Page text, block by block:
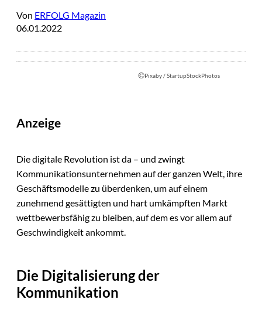
Von ERFOLG Magazin
06.01.2022
©Pixaby / StartupStockPhotos
Anzeige
Die digitale Revolution ist da – und zwingt
Kommunikationsunternehmen auf der ganzen Welt, ihre
Geschäftsmodelle zu überdenken, um auf einem
zunehmend gesättigten und hart umkämpften Markt
wettbewerbsfähig zu bleiben, auf dem es vor allem auf
Geschwindigkeit ankommt.
Die Digitalisierung der
Kommunikation